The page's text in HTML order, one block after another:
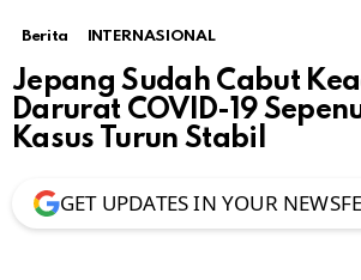
Berita INTERNASIONAL
Jepang Sudah Cabut
Darurat COVID-19
Kasus Turun Stabil
GET UPDATES IN YOUR